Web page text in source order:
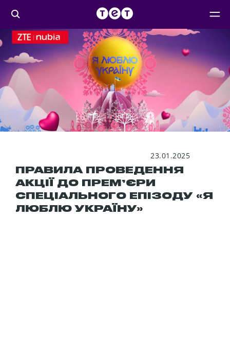
23.01.2025
ПРАВИЛА ПРОВЕДЕННЯ
АКЦІЇ ДО ПРЕМʼЄРИ
СПЕЦІАЛЬНОГО ЕПІЗОДУ «Я
ЛЮБЛЮ УКРАЇНУ»